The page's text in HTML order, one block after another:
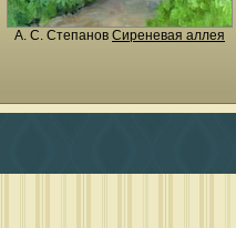
А. С. Степанов Сиреневая аллея